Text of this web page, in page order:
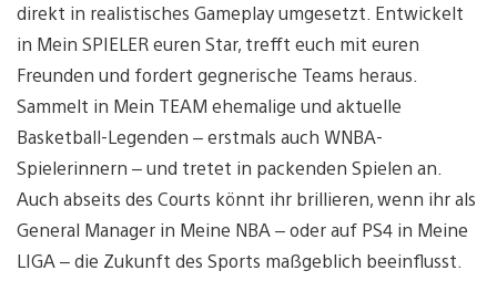
direkt in realistisches Gameplay umgesetzt. Entwickelt
in Mein SPIELER euren Star, trefft euch mit euren
Freunden und fordert gegnerische Teams heraus.
Sammelt in Mein TEAM ehemalige und aktuelle
Basketball-Legenden – erstmals auch WNBA-
Spielerinnern – und tretet in packenden Spielen an.
Auch abseits des Courts könnt ihr brillieren, wenn ihr als
General Manager in Meine NBA – oder auf PS4 in Meine
LIGA – die Zukunft des Sports maßgeblich beeinflusst.